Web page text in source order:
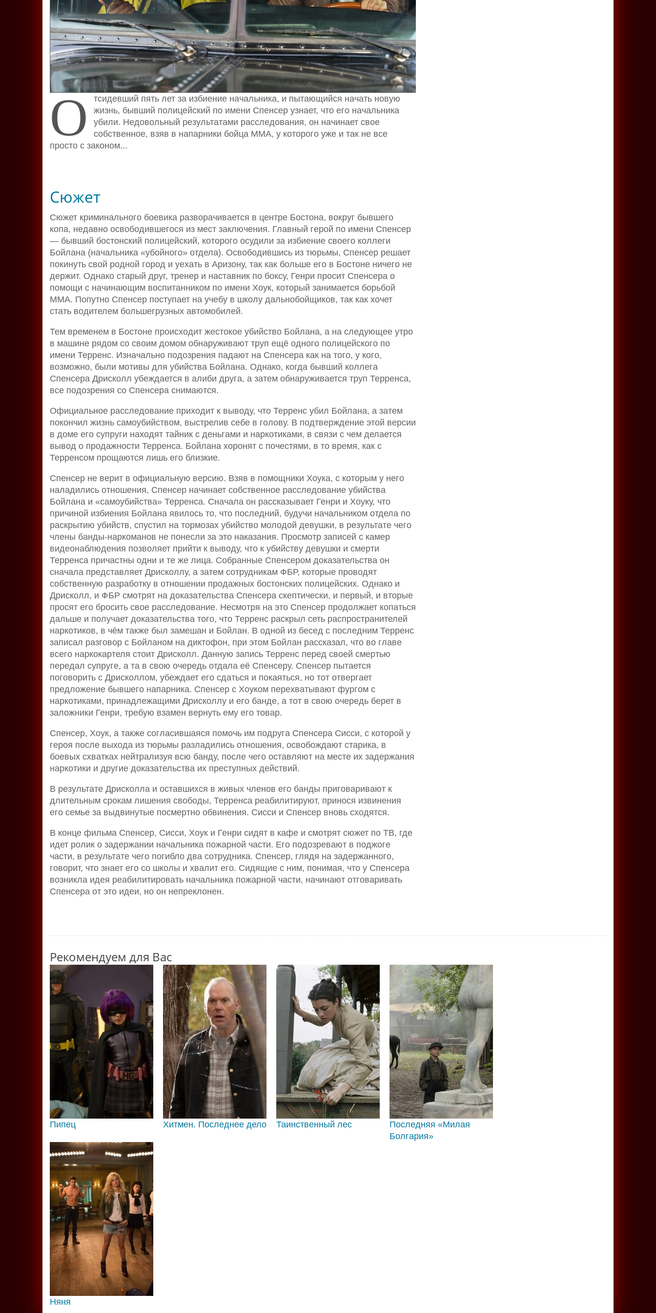
О тсидевший пять лет за избиение начальника, и пытающийся начать новую
жизнь, бывший полицейский по имени Спенсер узнает, что его начальника
убили. Недовольный результатами расследования, он начинает свое
собственное, взяв в напарники бойца ММА, у которого уже и так не все
просто с законом...
Сюжет
Сюжет криминального боевика разворачивается в центре Бостона, вокруг бывшего
копа, недавно освободившегося из мест заключения. Главный герой по имени Спенсер
— бывший бостонский полицейский, которого осудили за избиение своего коллеги
Бойлана (начальника «убойного» отдела). Освободившись из тюрьмы, Спенсер решает
покинуть свой родной город и уехать в Аризону, так как больше его в Бостоне ничего не
держит. Однако старый друг, тренер и наставник по боксу, Генри просит Спенсера о
помощи с начинающим воспитанником по имени Хоук, который занимается борьбой
ММА. Попутно Спенсер поступает на учебу в школу дальнобойщиков, так как хочет
стать водителем большегрузных автомобилей.
Тем временем в Бостоне происходит жестокое убийство Бойлана, а на следующее утро
в машине рядом со своим домом обнаруживают труп ещё одного полицейского по
имени Терренс. Изначально подозрения падают на Спенсера как на того, у кого,
возможно, были мотивы для убийства Бойлана. Однако, когда бывший коллега
Спенсера Дрисколл убеждается в алиби друга, а затем обнаруживается труп Терренса,
все подозрения со Спенсера снимаются.
Официальное расследование приходит к выводу, что Терренс убил Бойлана, а затем
покончил жизнь самоубийством, выстрелив себе в голову. В подтверждение этой версии
в доме его супруги находят тайник с деньгами и наркотиками, в связи с чем делается
вывод о продажности Терренса. Бойлана хоронят с почестями, в то время, как с
Терренсом прощаются лишь его близкие.
Спенсер не верит в официальную версию. Взяв в помощники Хоука, с которым у него
наладились отношения, Спенсер начинает собственное расследование убийства
Бойлана и «самоубийства» Терренса. Сначала он рассказывает Генри и Хоуку, что
причиной избиения Бойлана явилось то, что последний, будучи начальником отдела по
раскрытию убийств, спустил на тормозах убийство молодой девушки, в результате чего
члены банды-наркоманов не понесли за это наказания. Просмотр записей с камер
видеонаблюдения позволяет прийти к выводу, что к убийству девушки и смерти
Терренса причастны одни и те же лица. Собранные Спенсером доказательства он
сначала представляет Дрисколлу, а затем сотрудникам ФБР, которые проводят
собственную разработку в отношении продажных бостонских полицейских. Однако и
Дрисколл, и ФБР смотрят на доказательства Спенсера скептически, и первый, и вторые
просят его бросить свое расследование. Несмотря на это Спенсер продолжает копаться
дальше и получает доказательства того, что Терренс раскрыл сеть распространителей
наркотиков, в чём также был замешан и Бойлан. В одной из бесед с последним Терренс
записал разговор с Бойланом на диктофон, при этом Бойлан рассказал, что во главе
всего наркокартеля стоит Дрисколл. Данную запись Терренс перед своей смертью
передал супруге, а та в свою очередь отдала её Спенсеру. Спенсер пытается
поговорить с Дрисколлом, убеждает его сдаться и покаяться, но тот отвергает
предложение бывшего напарника. Спенсер с Хоуком перехватывают фургом с
наркотиками, принадлежащими Дрисколлу и его банде, а тот в свою очередь берет в
заложники Генри, требую взамен вернуть ему его товар.
Спенсер, Хоук, а также согласившаяся помочь им подруга Спенсера Сисси, с которой у
героя после выхода из тюрьмы разладились отношения, освобождают старика, в
боевых схватках нейтрализуя всю банду, после чего оставляют на месте их задержания
наркотики и другие доказательства их преступных действий.
В результате Дрисколла и оставшихся в живых членов его банды приговаривают к
длительным срокам лишения свободы, Терренса реабилитируют, принося извинения
его семье за выдвинутые посмертно обвинения. Сисси и Спенсер вновь сходятся.
В конце фильма Спенсер, Сисси, Хоук и Генри сидят в кафе и смотрят сюжет по ТВ, где
идет ролик о задержании начальника пожарной части. Его подозревают в поджоге
части, в результате чего погибло два сотрудника. Спенсер, глядя на задержанного,
говорит, что знает его со школы и хвалит его. Сидящие с ним, понимая, что у Спенсера
возникла идея реабилитировать начальника пожарной части, начинают отговаривать
Спенсера от это идеи, но он непреклонен.
Рекомендуем для Вас
Пипец Хитмен. Последнее дело Таинственный лес
Последняя «Милая
Болгария»
Няня